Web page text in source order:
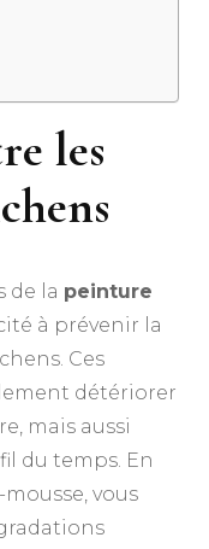
les
de la peinture
à prévenir la
Ces
détériorer
mais aussi
du temps. En
vous